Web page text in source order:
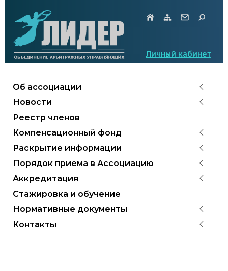
Личный кабинет
Об ассоциации
Новости
Реестр членов
Компенсационный фонд
Раскрытие информации
Порядок приема в Ассоциацию
Аккредитация
Стажировка и обучение
Нормативные документы
Контакты